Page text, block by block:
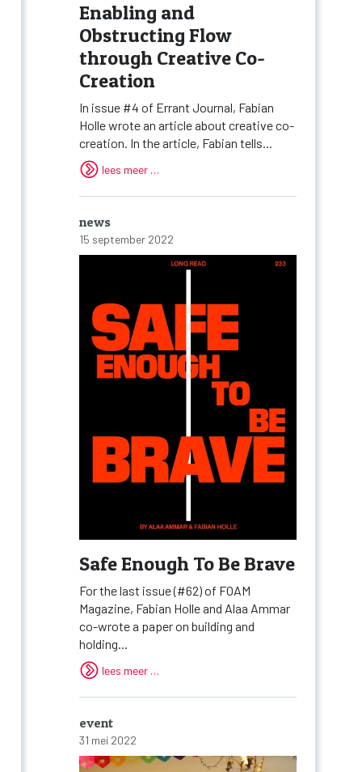
Enabling and
Obstructing Flow
through Creative Co-
Creation
In issue #4 of Errant Journal, Fabian
Holle wrote an article about creative co-
creation. In the article, Fabian tells...
lees meer …
news
15 september 2022
Safe Enough To Be Brave
For the last issue (#62) of FOAM
Magazine, Fabian Holle and Alaa Ammar
co-wrote a paper on building and
holding...
lees meer …
event
31 mei 2022